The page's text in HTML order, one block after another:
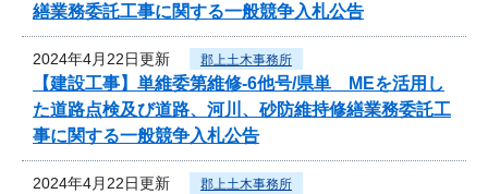
繕業務委託工事に関する一般競争入札公告
2024年4月22日更新 郡上土木事務所
【建設工事】単維委第維修‐6他号/県単 MEを活用し
た道路点検及び道路、河川、砂防維持修繕業務委託工
事に関する一般競争入札公告
2024年4月22日更新 郡上土木事務所